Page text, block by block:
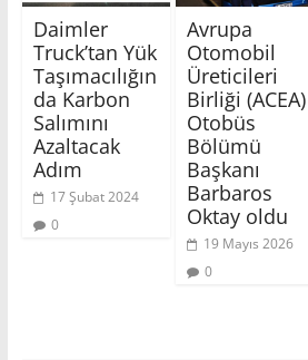
Daimler
Truck’tan Yük
Taşımacılığın
da Karbon
Salımını
Azaltacak
Adım
17 Şubat 2024
0
Avrupa
Otomobil
Üreticileri
Birliği (ACEA)
Otobüs
Bölümü
Başkanı
Barbaros
Oktay oldu
19 Mayıs 2026
0